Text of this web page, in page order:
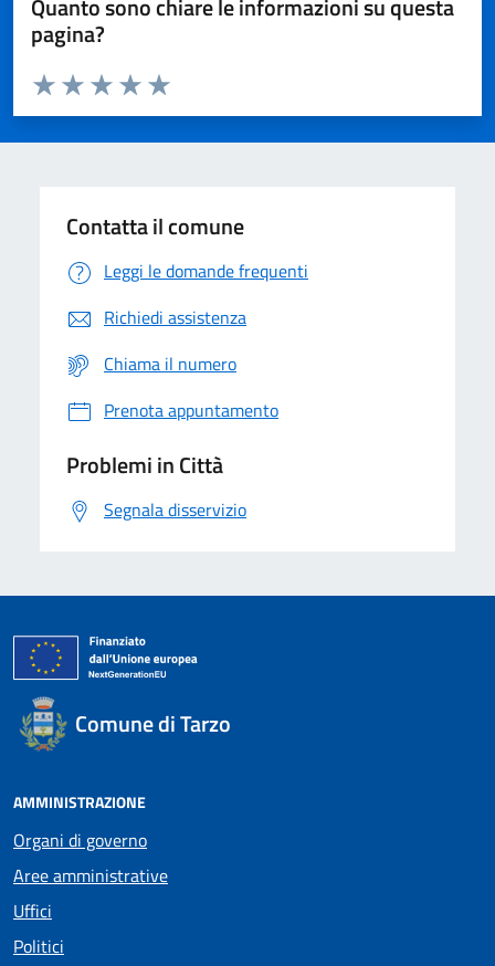
Quanto sono chiare le informazioni su questa
pagina?
Domanda
Valuta da 1 a 5 stelle la pagina
Valuta 5 stelle su 5
Valuta 4 stelle su 5
Valuta 3 stelle su 5
Valuta 2 stelle su 5
Valuta 1 stelle su 5
Contatta il comune
Leggi le domande frequenti
Richiedi assistenza
Chiama il numero
Prenota appuntamento
Problemi in Città
Segnala disservizio
Comune di Tarzo
AMMINISTRAZIONE
Organi di governo
Aree amministrative
Uffici
Politici